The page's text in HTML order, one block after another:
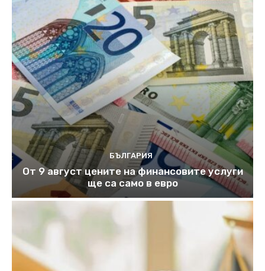
БЪЛГАРИЯ
От 9 август цените на финансовите услуги
ще са само в евро